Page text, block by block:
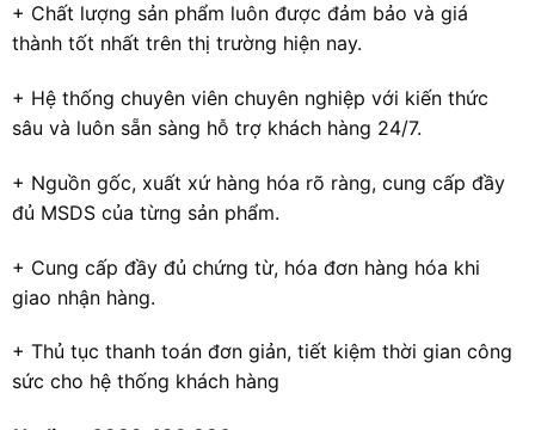
+ Chất lượng sản phẩm luôn được đảm bảo và giá
thành tốt nhất trên thị trường hiện nay.
+ Hệ thống chuyên viên chuyên nghiệp với kiến thức
sâu và luôn sẵn sàng hỗ trợ khách hàng 24/7.
+ Nguồn gốc, xuất xứ hàng hóa rõ ràng, cung cấp đầy
đủ MSDS của từng sản phẩm.
+ Cung cấp đầy đủ chứng từ, hóa đơn hàng hóa khi
giao nhận hàng.
+ Thủ tục thanh toán đơn giản, tiết kiệm thời gian công
sức cho hệ thống khách hàng